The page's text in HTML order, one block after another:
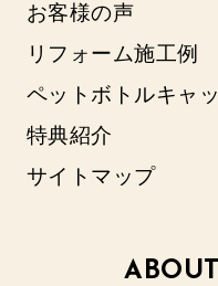
お客様の声
リフォーム施工例
ペットボトルキャ
特典紹介
サイトマップ